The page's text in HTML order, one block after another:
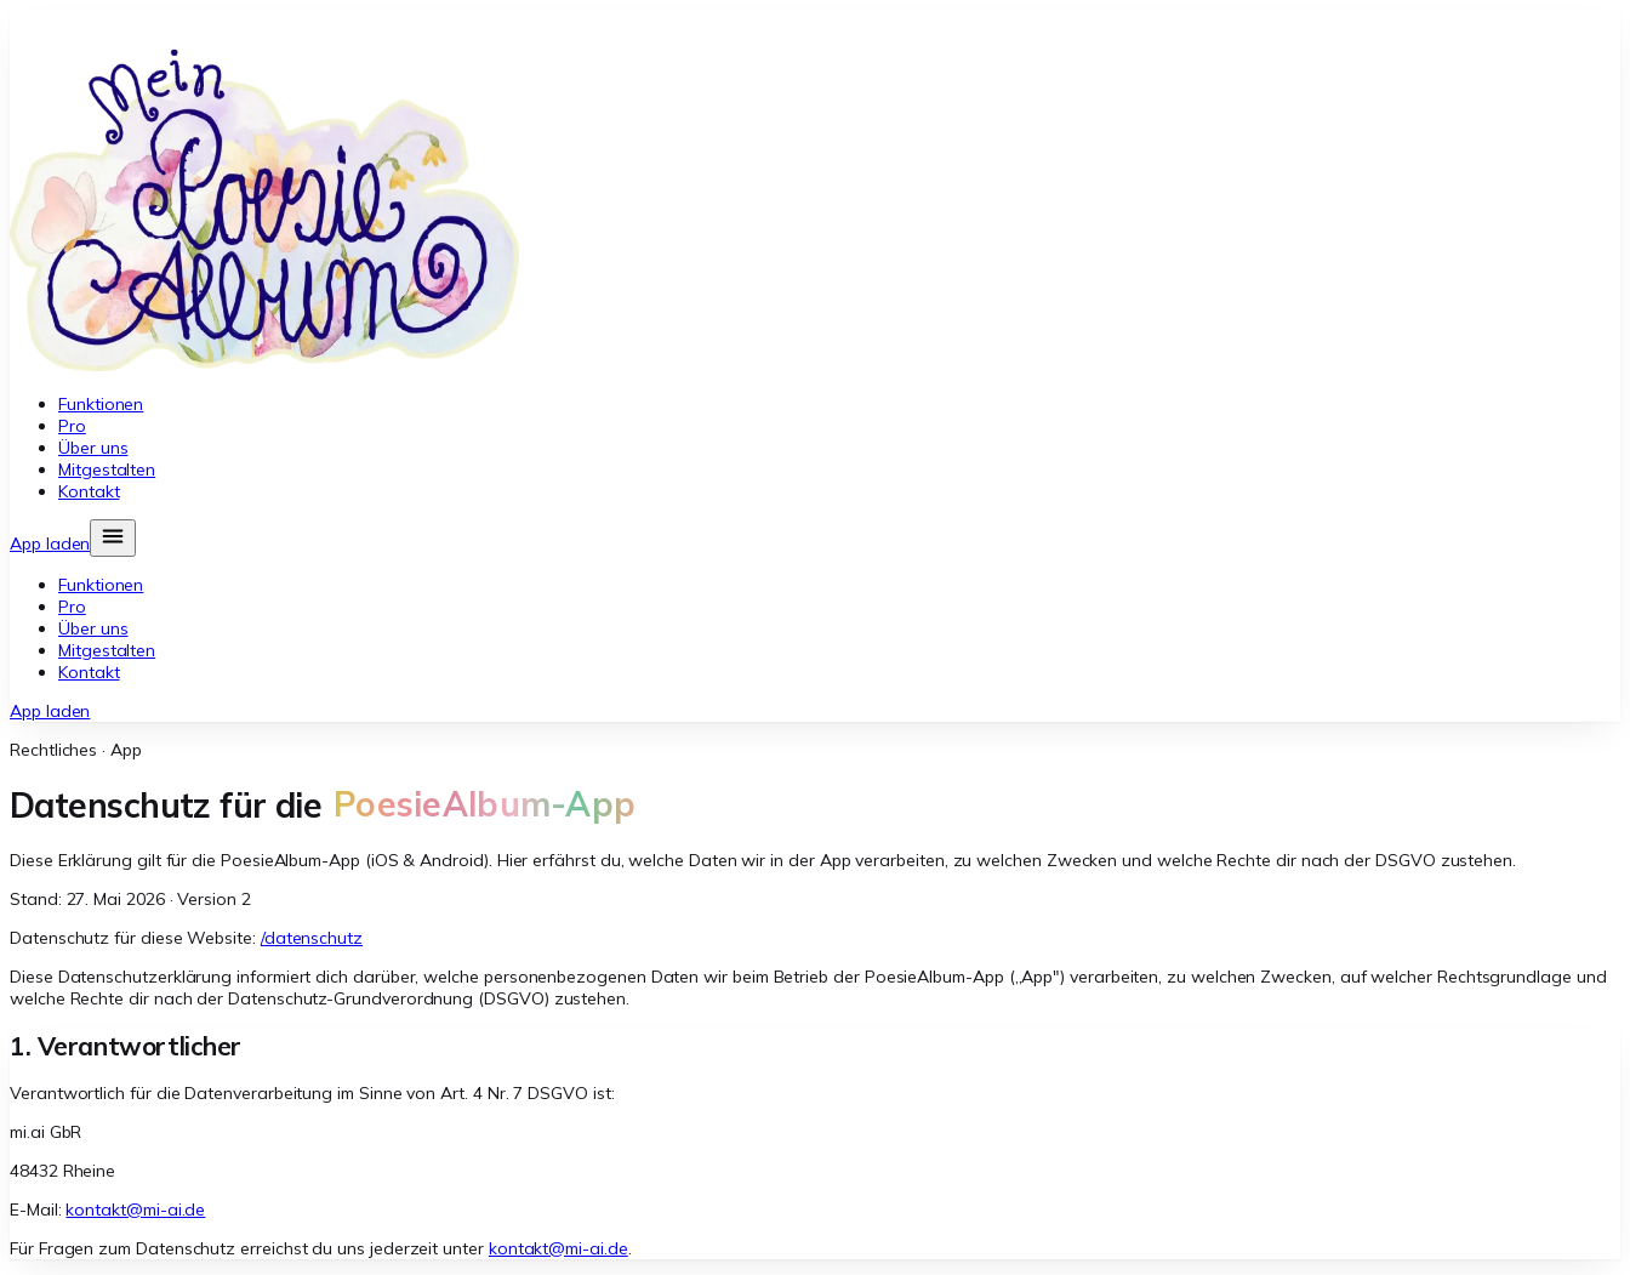
Funktionen
Pro
Über uns
Mitgestalten
Kontakt
App laden
Funktionen
Pro
Über uns
Mitgestalten
Kontakt
App laden
Rechtliches · App
Datenschutz für die PoesieAlbum-App
Diese Erklärung gilt für die PoesieAlbum-App (iOS & Android). Hier erfährst du, welche Daten wir in der App verarbeiten, zu welchen Zwecken und welche Rechte dir nach der DSGVO zustehen.
Stand: 27. Mai 2026 · Version 2
Datenschutz für diese Website: /datenschutz
Diese Datenschutzerklärung informiert dich darüber, welche personenbezogenen Daten wir beim Betrieb der PoesieAlbum-App („App") verarbeiten, zu welchen Zwecken, auf welcher Rechtsgrundlage und
welche Rechte dir nach der Datenschutz-Grundverordnung (DSGVO) zustehen.
1. Verantwortlicher
Verantwortlich für die Datenverarbeitung im Sinne von Art. 4 Nr. 7 DSGVO ist:
mi.ai GbR
48432 Rheine
E-Mail: kontakt@mi-ai.de
Für Fragen zum Datenschutz erreichst du uns jederzeit unter kontakt@mi-ai.de.